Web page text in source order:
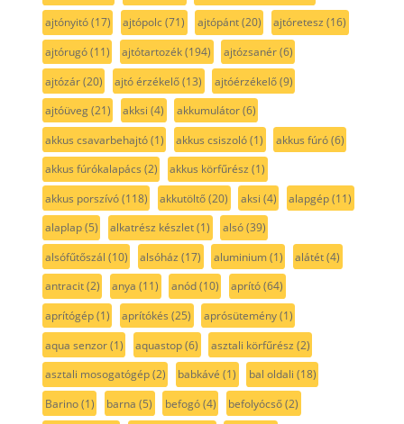
ajtónyitó(17) ajtópolc(71) ajtópánt(20) ajtóretesz (16)
ajtórugó(11) ajtótartozék(194) ajtózsanér(6)
ajtózár(20) ajtó érzékelő(13) ajtóérzékelő(9)
ajtóüveg(21) akksi (4) akkumulátor(6)
akkus csavarbehajtó(1) akkus csiszoló(1) akkus fúró(6)
akkus fúrókalapács (2) akkus körfűrész (1)
akkus porszívó(118) akkutöltő(20) aksi (4) alapgép(11)
alaplap(5) alkatrész készlet(1) alsó(39)
alsófűtőszál (10) alsóház (17) aluminium(1) alátét(4)
antracit(2) anya (11) anód(10) aprító(64)
aprítógép(1) aprítókés (25) aprósütemény(1)
aqua senzor(1) aquastop(6) asztali körfűrész (2)
asztali mosogatógép(2) babkávé (1) bal oldali (18)
Barino(1) barna (5) befogó(4) befolyócső(2)